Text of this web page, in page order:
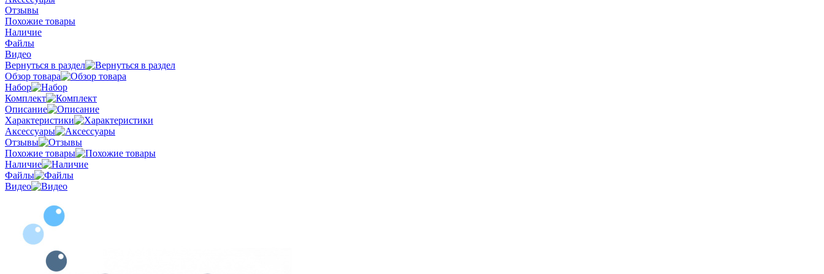
Отзывы
Похожие товары
Наличие
Файлы
Видео
Вернуться в раздел
Обзор товара
Набор
Комплект
Описание
Характеристики
Аксессуары
Отзывы
Похожие товары
Наличие
Файлы
Видео